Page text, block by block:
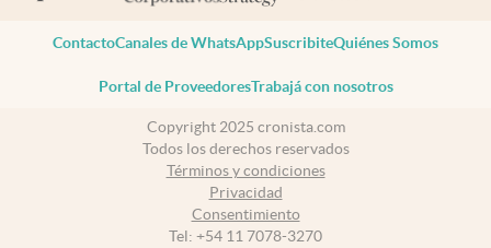
ContactoCanales de WhatsAppSuscribiteQuiénes Somos
Portal de ProveedoresTrabajá con nosotros
Copyright 2025 cronista.com
Todos los derechos reservados
Términos y condiciones
Privacidad
Consentimiento
Tel: +54 11 7078-3270